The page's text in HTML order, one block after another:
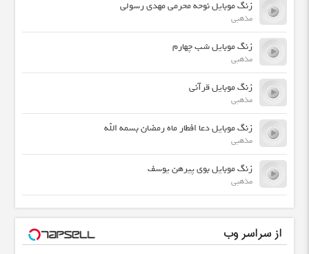
زنگ موبایل نوحه محرمی مهدی رسولی
مذهبی
زنگ موبایل شب چهارم
مذهبی
زنگ موبایل قرآنی
مذهبی
زنگ موبایل دعا افطار ماه رمضان بسمه الله
مذهبی
زنگ موبایل بوی پیرهن یوسف
مذهبی
از سراسر وب